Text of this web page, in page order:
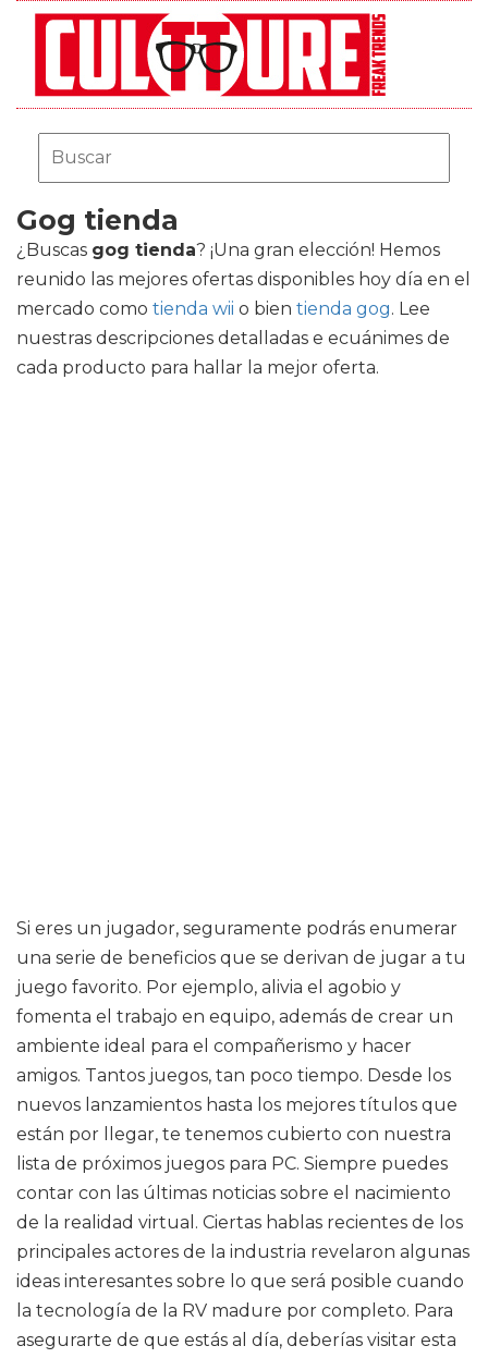
Gog tienda
¿Buscas gog tienda? ¡Una gran elección! Hemos
reunido las mejores ofertas disponibles hoy día en el
mercado como tienda wii o bien tienda gog. Lee
nuestras descripciones detalladas e ecuánimes de
cada producto para hallar la mejor oferta.
Si eres un jugador, seguramente podrás enumerar
una serie de beneficios que se derivan de jugar a tu
juego favorito. Por ejemplo, alivia el agobio y
fomenta el trabajo en equipo, además de crear un
ambiente ideal para el compañerismo y hacer
amigos. Tantos juegos, tan poco tiempo. Desde los
nuevos lanzamientos hasta los mejores títulos que
están por llegar, te tenemos cubierto con nuestra
lista de próximos juegos para PC. Siempre puedes
contar con las últimas noticias sobre el nacimiento
de la realidad virtual. Ciertas hablas recientes de los
principales actores de la industria revelaron algunas
ideas interesantes sobre lo que será posible cuando
la tecnología de la RV madure por completo. Para
asegurarte de que estás al día, deberías visitar esta